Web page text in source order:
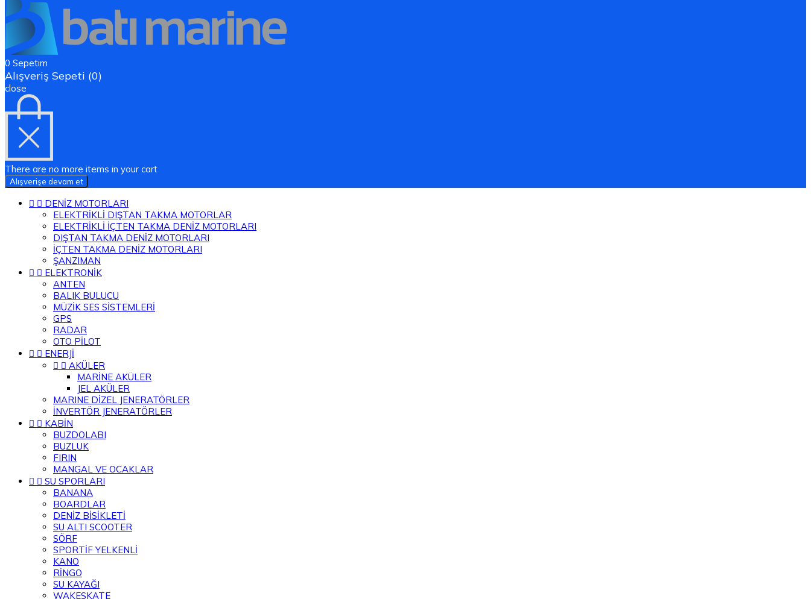
0 Sepetim
Alışveriş Sepeti (0)
close
There are no more items in your cart
Alışverişe devam et
  DENİZ MOTORLARI
ELEKTRİKLİ DIŞTAN TAKMA MOTORLAR
ELEKTRİKLİ İÇTEN TAKMA DENİZ MOTORLARI
DIŞTAN TAKMA DENİZ MOTORLARI
İÇTEN TAKMA DENİZ MOTORLARI
ŞANZIMAN
  ELEKTRONİK
ANTEN
BALIK BULUCU
MÜZİK SES SİSTEMLERİ
GPS
RADAR
OTO PİLOT
  ENERJİ
  AKÜLER
MARİNE AKÜLER
JEL AKÜLER
MARINE DİZEL JENERATÖRLER
İNVERTÖR JENERATÖRLER
  KABİN
BUZDOLABI
BUZLUK
FIRIN
MANGAL VE OCAKLAR
  SU SPORLARI
BANANA
BOARDLAR
DENİZ BİSİKLETİ
SU ALTI SCOOTER
SÖRF
SPORTİF YELKENLİ
KANO
RİNGO
SU KAYAĞI
WAKESKATE